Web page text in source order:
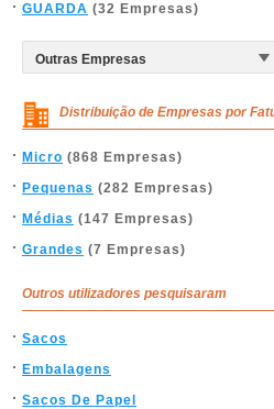
GUARDA (32 Empresas)
Distribuição de Empresas por
Micro (868 Empresas)
Pequenas (282 Empresas)
Médias (147 Empresas)
Grandes (7 Empresas)
Outros utilizadores pesquisaram
Sacos
Embalagens
Sacos De Papel